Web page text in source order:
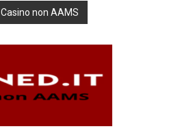
Casino non AAMS